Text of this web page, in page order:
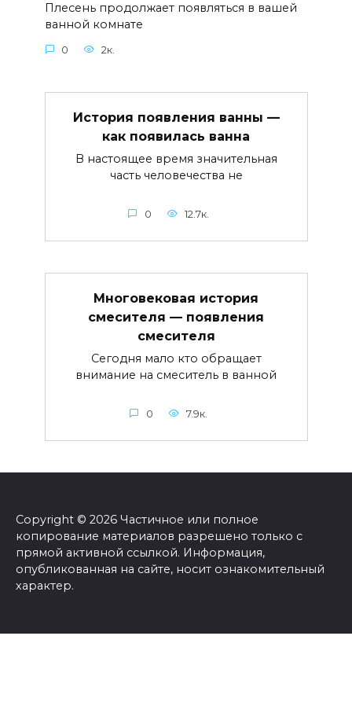
Плесень продолжает появляться в вашей
ванной комнате
0 2к.
История появления ванны —
как появилась ванна
В настоящее время значительная
часть человечества не
0 12.7к.
Многовековая история
смесителя — появления
смесителя
Сегодня мало кто обращает
внимание на смеситель в ванной
0 7.9к.
Copyright © 2026 Частичное или полное
копирование материалов разрешено только с
прямой активной ссылкой. Информация,
опубликованная на сайте, носит ознакомительный
характер.